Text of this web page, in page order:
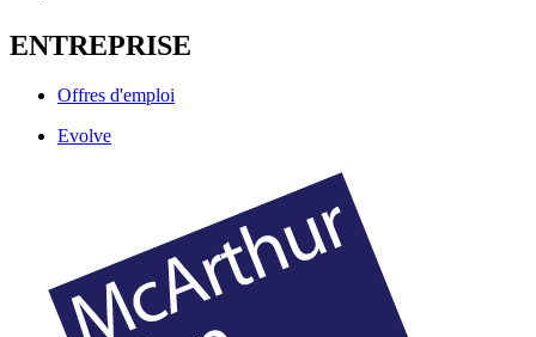
ENTREPRISE
Offres d'emploi
Evolve